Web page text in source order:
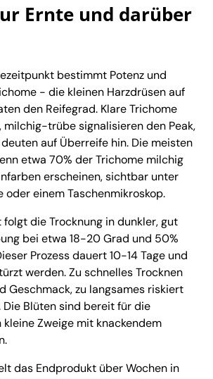
Ernte und darüber
bestimmt Potenz und
- die kleinen Harzdrüsen auf
den Reifegrad. Klare Trichome
milchig-trübe signalisieren den Peak,
auf Überreife hin. Die meisten
etwa 70% der Trichome milchig
erscheinen, sichtbar unter
oder einem Taschenmikroskop.
die Trocknung in dunkler, gut
bei etwa 18-20 Grad und 50%
Prozess dauert 10-14 Tage und
werden. Zu schnelles Trocknen
Geschmack, zu langsames riskiert
Blüten sind bereit für die
kleine Zweige mit knackendem
das Endprodukt über Wochen in